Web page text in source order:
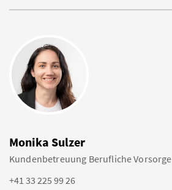
Monika Sulzer
Kundenbetreuung Berufliche Vorsorge
+41 33 225 99 26